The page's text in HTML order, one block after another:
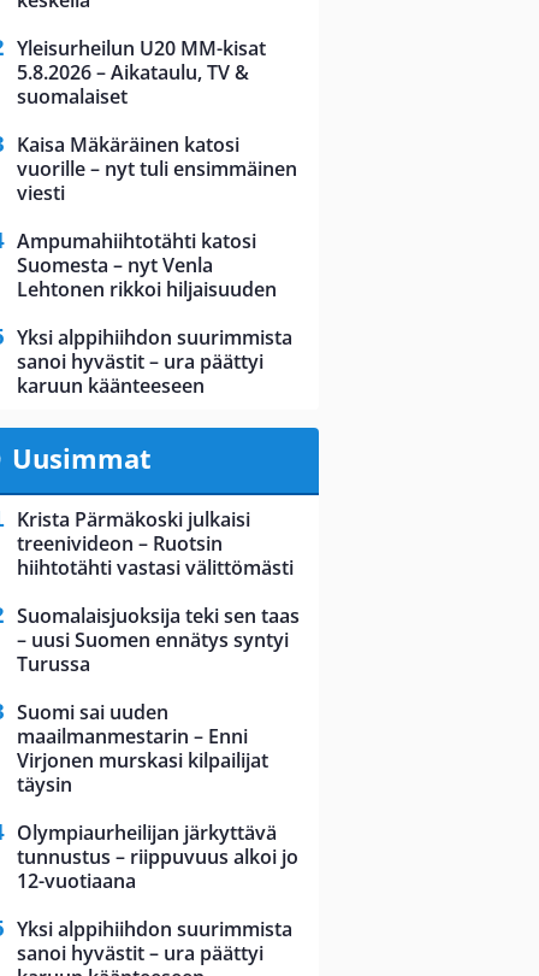
Yleisurheilun U20 MM-kisat
5.8.2026 – Aikataulu, TV &
suomalaiset
Kaisa Mäkäräinen katosi
vuorille – nyt tuli ensimmäinen
viesti
Ampumahiihtotähti katosi
Suomesta – nyt Venla
Lehtonen rikkoi hiljaisuuden
Yksi alppihiihdon suurimmista
sanoi hyvästit – ura päättyi
karuun käänteeseen
Uusimmat
Krista Pärmäkoski julkaisi
treenivideon – Ruotsin
hiihtotähti vastasi välittömästi
Suomalaisjuoksija teki sen taas
– uusi Suomen ennätys syntyi
Turussa
Suomi sai uuden
maailmanmestarin – Enni
Virjonen murskasi kilpailijat
täysin
Olympiaurheilijan järkyttävä
tunnustus – riippuvuus alkoi jo
12-vuotiaana
Yksi alppihiihdon suurimmista
sanoi hyvästit – ura päättyi